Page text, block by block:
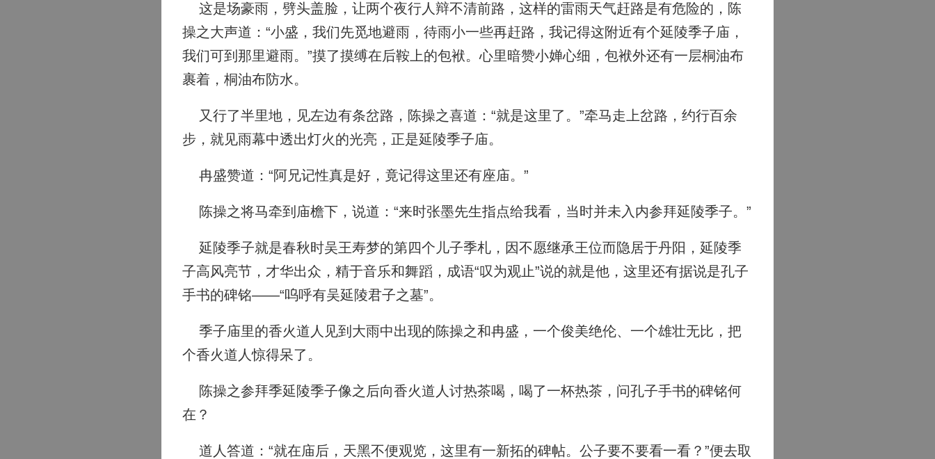
这是场豪雨，劈头盖脸，让两个夜行人辩不清前路，这样的雷雨天气赶路是有危险的，陈
操之大声道：“小盛，我们先觅地避雨，待雨小一些再赶路，我记得这附近有个延陵季子庙，
我们可到那里避雨。”摸了摸缚在后鞍上的包袱。心里暗赞小婵心细，包袱外还有一层桐油布
裹着，桐油布防水。
又行了半里地，见左边有条岔路，陈操之喜道：“就是这里了。”牵马走上岔路，约行百余
步，就见雨幕中透出灯火的光亮，正是延陵季子庙。
冉盛赞道：“阿兄记性真是好，竟记得这里还有座庙。”
陈操之将马牵到庙檐下，说道：“来时张墨先生指点给我看，当时并未入内参拜延陵季子。”
延陵季子就是春秋时吴王寿梦的第四个儿子季札，因不愿继承王位而隐居于丹阳，延陵季
子高风亮节，才华出众，精于音乐和舞蹈，成语“叹为观止”说的就是他，这里还有据说是孔子
手书的碑铭——“呜呼有吴延陵君子之墓”。
季子庙里的香火道人见到大雨中出现的陈操之和冉盛，一个俊美绝伦、一个雄壮无比，把
个香火道人惊得呆了。
陈操之参拜季延陵季子像之后向香火道人讨热茶喝，喝了一杯热茶，问孔子手书的碑铭何
在？
道人答道：“就在庙后，天黑不便观览，这里有一新拓的碑帖。公子要不要看一看？”便去取